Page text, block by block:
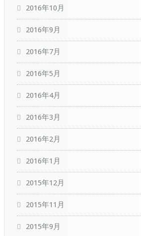
2016年10月
2016年9月
2016年7月
2016年5月
2016年4月
2016年3月
2016年2月
2016年1月
2015年12月
2015年11月
2015年9月